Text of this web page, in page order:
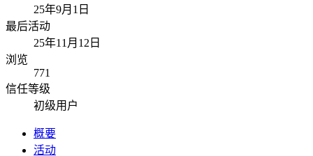
25年9月1日
最后活动
25年11月12日
浏览
771
信任等级
初级用户
概要
活动